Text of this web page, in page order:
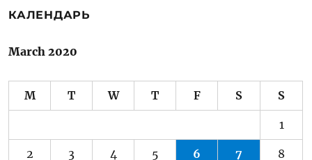
КАЛЕНДАРЬ
March 2020
M T W T F S S
1
2 3 4 5 6 7 8